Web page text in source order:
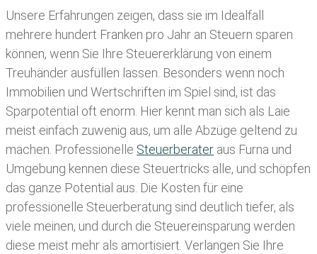
Unsere Erfahrungen zeigen, dass sie im Idealfall
mehrere hundert Franken pro Jahr an Steuern sparen
können, wenn Sie Ihre Steuererklärung von einem
Treuhänder ausfüllen lassen . Besonders wenn noch
Immobilien und Wertschriften im Spiel sind, ist das
Sparpotential oft enorm. Hier kennt man sich als Laie
meist einfach zuwenig aus, um alle Abzüge geltend zu
machen. Professionelle Steuerberater aus Furna und
Umgebung kennen diese Steuertricks alle, und schöpfen
das ganze Potential aus. Die Kosten für eine
professionelle Steuerberatung sind deutlich tiefer, als
viele meinen, und durch die Steuereinsparung werden
diese meist mehr als amortisiert. Verlangen Sie Ihre